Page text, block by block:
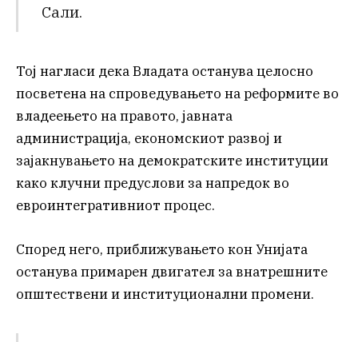
Сали.
Тој нагласи дека Владата останува целосно
посветена на спроведувањето на реформите во
владеењето на правото, јавната
администрација, економскиот развој и
зајакнувањето на демократските институции
како клучни предуслови за напредок во
евроинтегративниот процес.
Според него, приближувањето кон Унијата
останува примарен двигател за внатрешните
општествени и институционални промени.